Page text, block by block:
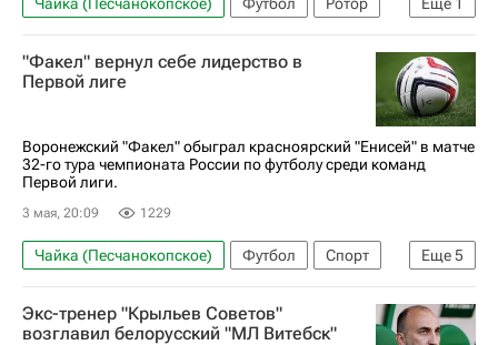
Кинопоиск
"Факел" вернул себе лидерство в
Первой лиге
Воронежский "Факел" обыграл красноярский "Енисей" в матче
32-го тура чемпионата России по футболу среди команд
Первой лиги.
3 мая, 20:09 1229
Еще5
Чайка (Песчанокопское) Футбол
Спорт
Дарко Тодорович
Николай Гиоргобиани
Факел
Енисей Первая лига
Экс-тренер "Крыльев Советов"
возглавил белорусский "МЛ Витебск"